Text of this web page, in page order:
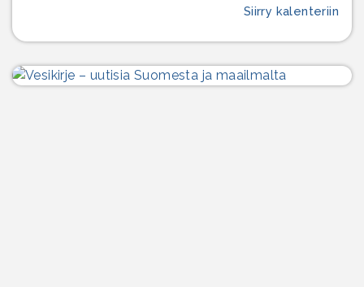
Siirry kalenteriin